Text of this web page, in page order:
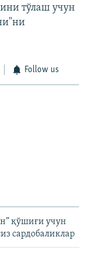
тўлаш учун
Follow us
қўшиғи учун
сардобаликлар